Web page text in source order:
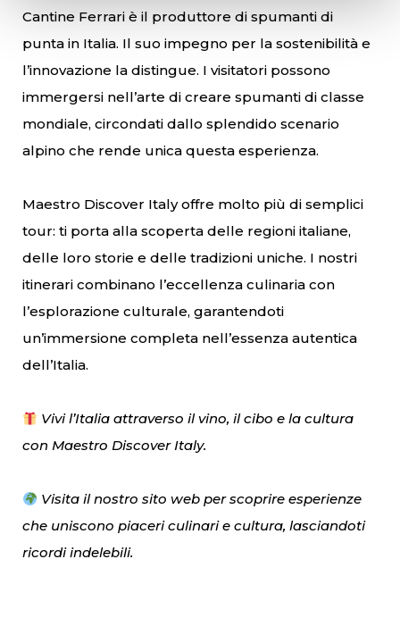
Cantine Ferrari è il produttore di spumanti di
punta in Italia. Il suo impegno per la sostenibilità e
l’innovazione la distingue. I visitatori possono
immergersi nell’arte di creare spumanti di classe
mondiale, circondati dallo splendido scenario
alpino che rende unica questa esperienza.
Maestro Discover Italy offre molto più di semplici
tour: ti porta alla scoperta delle regioni italiane,
delle loro storie e delle tradizioni uniche. I nostri
itinerari combinano l’eccellenza culinaria con
l’esplorazione culturale, garantendoti
un’immersione completa nell’essenza autentica
dell’Italia.
Vivi l’Italia attraverso il vino, il cibo e la cultura
con Maestro Discover Italy.
Visita il nostro sito web per scoprire esperienze
che uniscono piaceri culinari e cultura, lasciandoti
ricordi indelebili.